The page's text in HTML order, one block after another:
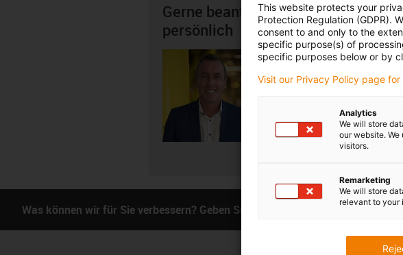
Gerne beantworte ich Ihre Fragen
persönlich
Andreas Kniebeis, B.Eng.
igus-icon-phone
+43 7662 57763
E-Mail schreiben
Was können wir für Sie verbessern? Geben Sie uns Ihr Feedback. Lob &
This website protects your
Protection Regulation (GDPR).
consent to and only to the
specific purpose(s) of
specific purposes below or by
Visit our Privacy Policy page for
Analytics
We will store
our website.
visitors.
Remarketing
We will store
relevant to your